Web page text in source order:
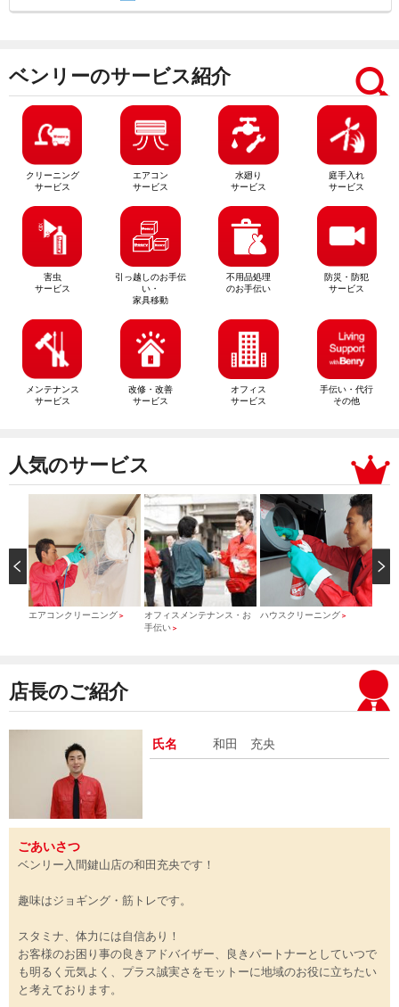
ベンリーのサービス紹介
クリーニング
サービス
エアコン
サービス
水廻り
サービス
庭手入れ
サービス
害虫
サービス
引っ越しのお手伝
い・
家具移動
不用品処理
のお手伝い
防災・防犯
サービス
メンテナンス
サービス
改修・改善
サービス
オフィス
サービス
手伝い・代行
その他
人気のサービス
エアコンクリーニング ＞
オフィスメンテナンス・お
手伝い ＞
ハウスクリーニング ＞
店長のご紹介
氏名 和田 充央
ごあいさつ
ベンリー入間鍵山店の和田充央です！
趣味はジョギング・筋トレです。
スタミナ、体力には自信あり！
お客様のお困り事の良きアドバイザー、良きパートナーとしていつで
も明るく元気よく、プラス誠実さをモットーに地域のお役に立ちたい
と考えております。